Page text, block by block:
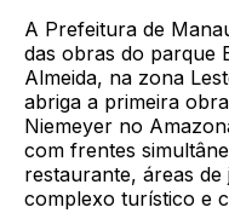
A Prefeitura de
das obras do parque
Almeida, na zona
abriga a primeira
Niemeyer no
com frentes
restaurante, áreas
complexo turístico e